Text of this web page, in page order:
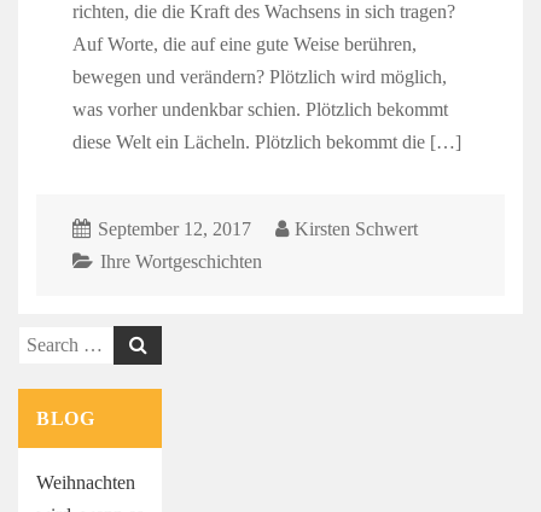
richten, die die Kraft des Wachsens in sich tragen?
Auf Worte, die auf eine gute Weise berühren,
bewegen und verändern? Plötzlich wird möglich,
was vorher undenkbar schien. Plötzlich bekommt
diese Welt ein Lächeln. Plötzlich bekommt die […]
September 12, 2017
Kirsten Schwert
Ihre Wortgeschichten
Search
BLOG
Weihnachten